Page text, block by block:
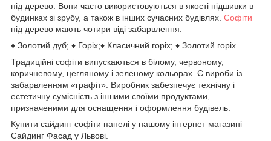
під дерево. Вони часто використовуються в якості підшивки в
будинках зі зрубу, а також в інших сучасних будівлях. Софіти
під дерево мають чотири віді забарвлення:
♦ Золотий дуб; ♦ Горіх;♦ Класичний горіх; ♦ Золотий горіх.
Традиційні софіти випускаються в білому, червоному,
коричневому, цегляному і зеленому кольорах. Є вироби із
забарвленням «графіт». Виробник забезпечує технічну і
естетичну сумісність з іншими своїми продуктами,
призначеними для оснащення і оформлення будівель.
Купити сайдинг софіти панелі у нашому інтернет магазині
Сайдинг Фасад у Львові.